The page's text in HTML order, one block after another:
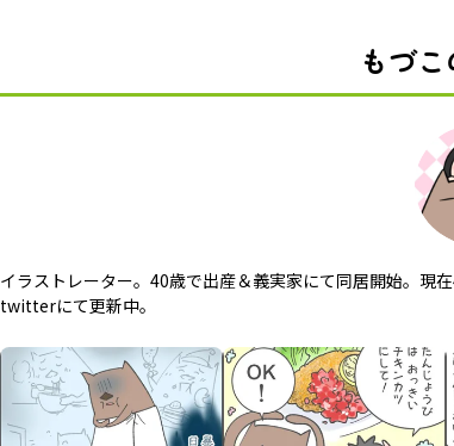
もづ
イラストレーター。40歳で出産＆義実家にて同居開始。
twitterにて更新中。